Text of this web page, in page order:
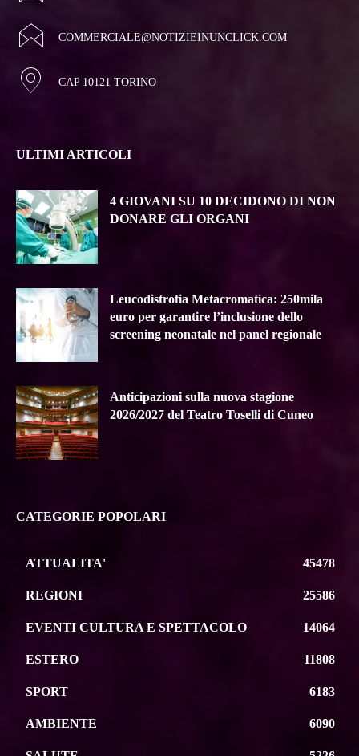
COMMERCIALE@NOTIZIEINUNCLICK.COM
CAP 10121 TORINO
ULTIMI ARTICOLI
4 GIOVANI SU 10 DECIDONO DI NON
DONARE GLI ORGANI
Leucodistrofia Metacromatica: 250mila
euro per garantire l’inclusione dello
screening neonatale nel panel regionale
Anticipazioni sulla nuova stagione
2026/2027 del Teatro Toselli di Cuneo
CATEGORIE POPOLARI
ATTUALITA' 45478
REGIONI 25586
EVENTI CULTURA E SPETTACOLO 14064
ESTERO 11808
SPORT 6183
AMBIENTE 6090